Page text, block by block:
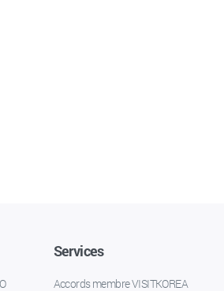
Services
Accords membre VISITKOREA